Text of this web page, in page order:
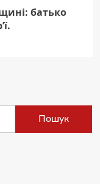
батько
Пошук